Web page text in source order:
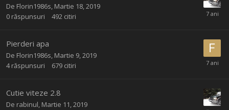
De Florin1986s Martie 18, 2019
0 răspunsuri 492 citiri
Pierderi apa
De Florin1986s Martie 9, 2019
4 răspunsuri 679 citiri
Cutie viteze 2.8
De rabinul Martie 11, 2019